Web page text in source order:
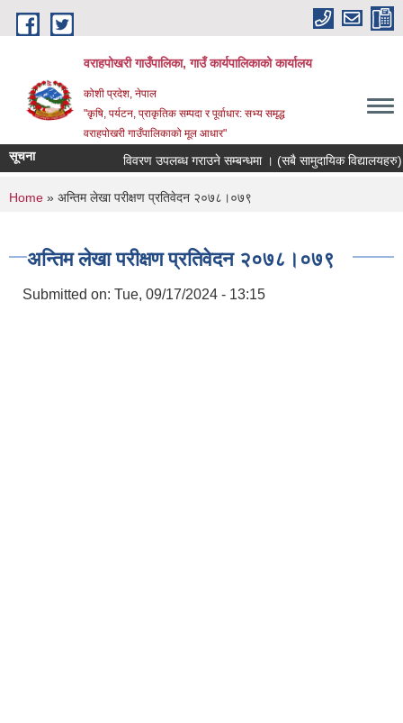
Skip to main content
वराहपोखरी गाउँपालिका, गाउँ कार्यपालिकाको कार्यालय
कोशी प्रदेश, नेपाल
"कृषि, पर्यटन, प्राकृतिक सम्पदा र पूर्वाधार: सभ्य समृद्ध
वराहपोखरी गाउँपालिकाको मूल आधार"
सूचना विवरण उपलब्ध गराउने सम्बन्धमा । (सबै सामुदायिक विद्यालयहरु)
You are here
Home » अन्तिम लेखा परीक्षण प्रतिवेदन २०७८।०७९
अन्तिम लेखा परीक्षण प्रतिवेदन २०७८।०७९
Submitted on: Tue, 09/17/2024 - 13:15